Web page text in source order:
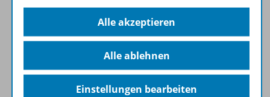
Produktinformationen
Beschreibung
Alle akzeptieren
Alle ablehnen
Einstellungen bearbeiten